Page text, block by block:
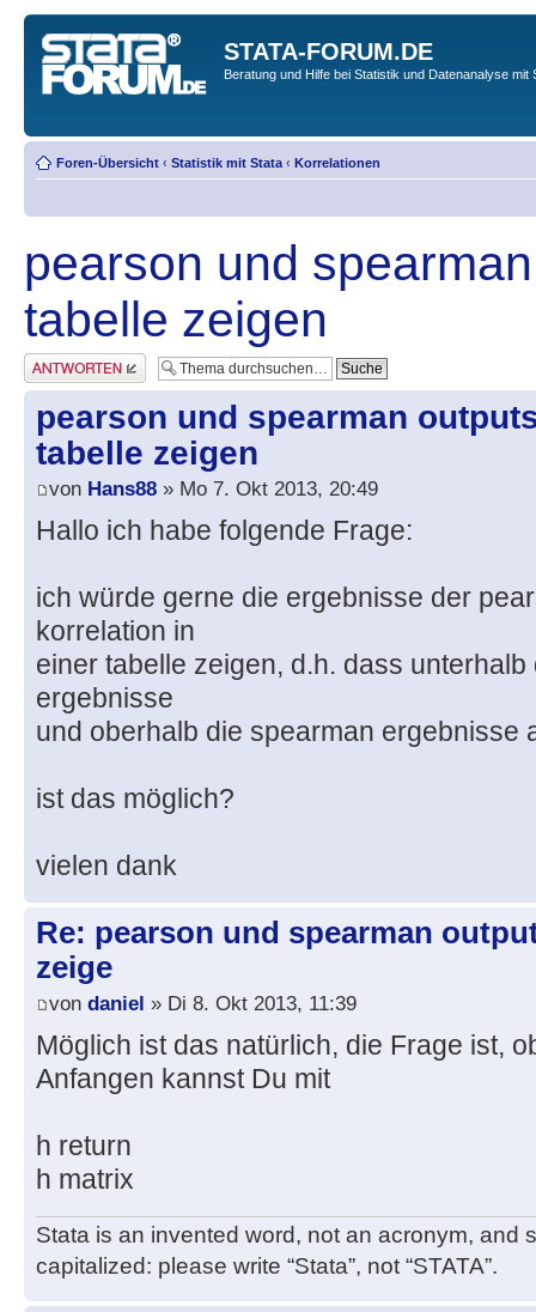
STATA-FORUM.DE
Beratung und Hilfe bei Statistik und Datenanalyse mit
Foren-Übersicht ‹ Statistik mit Stata ‹ Korrelationen
pearson und
tabelle zeigen
Antwort erstellen
pearson und spearman
tabelle zeigen
von Hans88 » Mo 7. Okt 2013, 20:49
Hallo ich habe folgende Frage:
ich würde gerne die ergebnisse der
korrelation in
einer tabelle zeigen, d.h. dass
ergebnisse
und oberhalb die spearman ergebnisse
ist das möglich?
vielen dank
Re: pearson und spearman
zeige
von daniel » Di 8. Okt 2013, 11:39
Möglich ist das natürlich, die Frage ist,
Anfangen kannst Du mit
h return
h matrix
Stata is an invented word, not an acronym, and
capitalized: please write “Stata”, not “STATA”.